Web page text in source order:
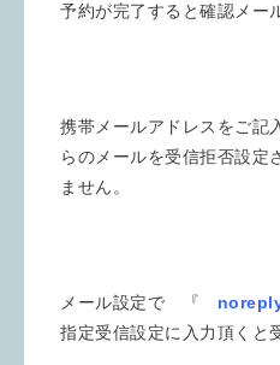
予約が完了すると確認メー
携帯メールアドレスをご記
らのメールを受信拒否設定
ません。
メール設定で 『
指定受信設定に入力頂くと